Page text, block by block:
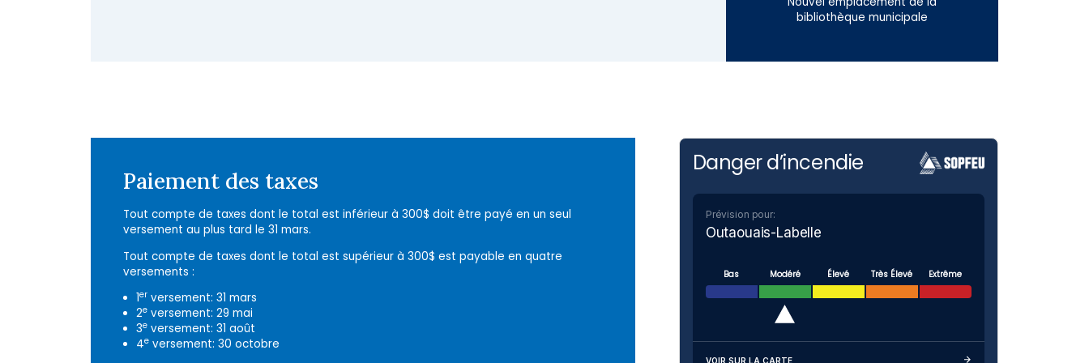
bibliothèque municipale
Paiement des taxes
Tout compte de taxes dont le total est inférieur à 300$ doit être payé en un seul
versement au plus tard le 31 mars.
Tout compte de taxes dont le total est supérieur à 300$ est payable en quatre
versements :
1er versement: 31 mars
2e versement: 29 mai
3e versement: 31 août
4e versement: 30 octobre
Danger d’incendie
Prévision pour:
Outaouais-Labelle
Bas Modéré Élevé Très Élevé Extrême
VOIR SUR LA CARTE